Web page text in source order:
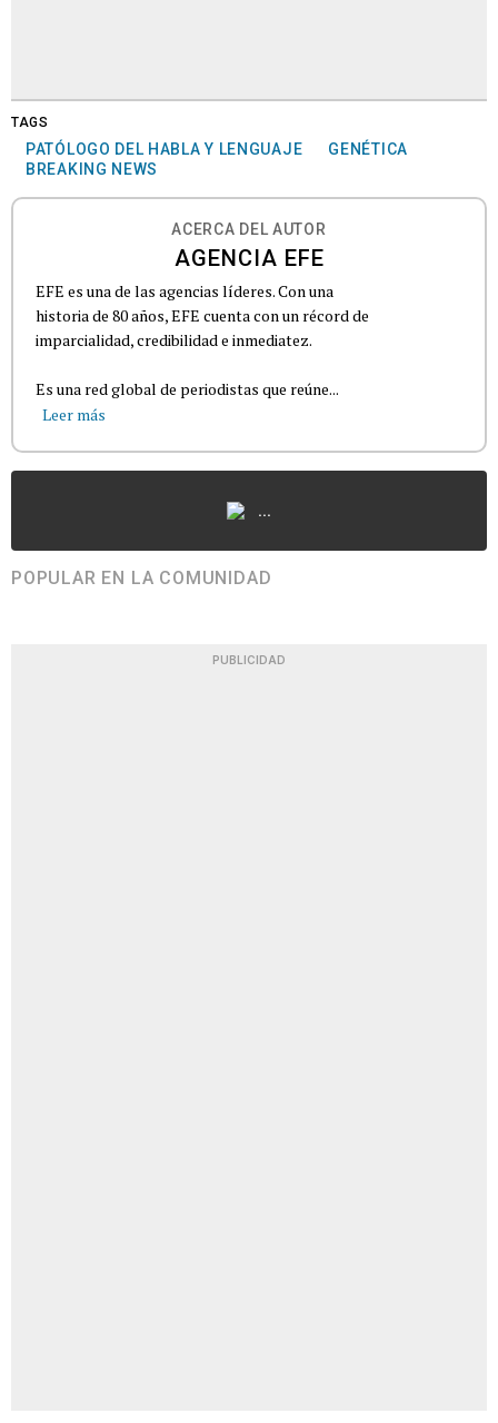
TAGS
PATÓLOGO DEL HABLA Y LENGUAJE
GENÉTICA
BREAKING NEWS
ACERCA DEL AUTOR
AGENCIA EFE
EFE es una de las agencias líderes. Con una
historia de 80 años, EFE cuenta con un récord de
imparcialidad, credibilidad e inmediatez.
Es una red global de periodistas que reúne...
Leer más
...
POPULAR EN LA COMUNIDAD
PUBLICIDAD